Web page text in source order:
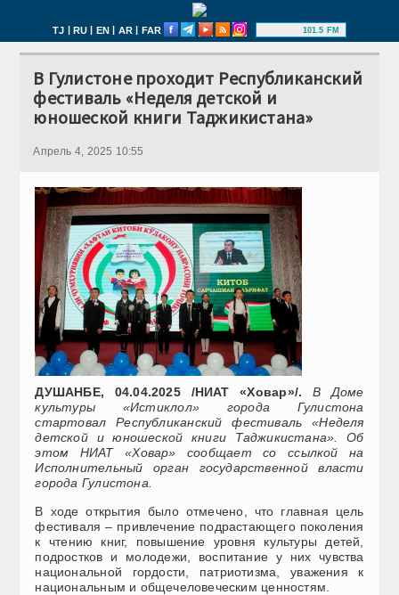
TJ | RU | EN | AR | FAR 101.5 FM
В Гулистоне проходит Республиканский
фестиваль «Неделя детской и
юношеской книги Таджикистана»
Апрель 4, 2025 10:55
ДУШАНБЕ, 04.04.2025 /НИАТ «Ховар»/.
В Доме
культуры «Истиклол» города Гулистона
стартовал Республиканский фестиваль «Неделя
детской и юношеской книги Таджикистана». Об
этом НИАТ «Ховар» сообщает со ссылкой на
Исполнительный орган государственной власти
города Гулистона.
В ходе открытия было отмечено, что главная цель
фестиваля – привлечение подрастающего поколения
к чтению книг, повышение уровня культуры детей,
подростков и молодежи, воспитание у них чувства
национальной гордости, патриотизма, уважения к
национальным и общечеловеческим ценностям.